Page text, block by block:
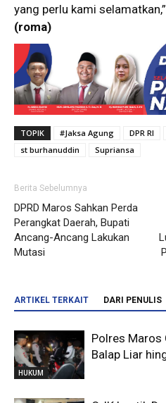
yang perlu kami
(roma)
TOPIK #Jaksa Agung DPR RI
st burhanuddin
Supriansa
Berita Sebelumnya
DPRD Maros Sahkan Perda
Perangkat Daerah, Bupati
Ancang-Ancang Lakukan
Mutasi
ARTIKEL TERKAIT DARI PENULIS
HUKUM
Polres Maros
Balap Liar